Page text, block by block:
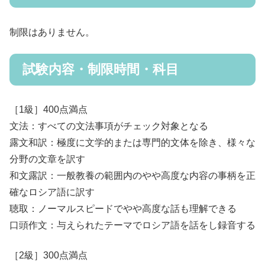
制限はありません。
試験内容・制限時間・科目
［1級］400点満点
文法：すべての文法事項がチェック対象となる
露文和訳：極度に文学的または専門的文体を除き、様々な
分野の文章を訳す
和文露訳：一般教養の範囲内のやや高度な内容の事柄を正
確なロシア語に訳す
聴取：ノーマルスピードでやや高度な話も理解できる
口頭作文：与えられたテーマでロシア語を話をし録音する
［2級］300点満点